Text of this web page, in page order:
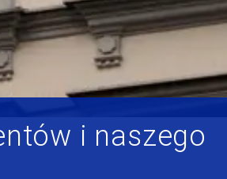
i naszego